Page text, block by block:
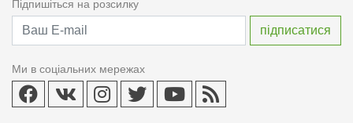
Підпишіться на розсилку
Ми в соціальних мережах